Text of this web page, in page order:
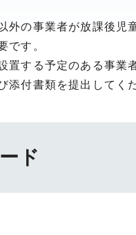
外の事業者が放課後
です。
置する予定のある事業
添付書類を提出してく
ド